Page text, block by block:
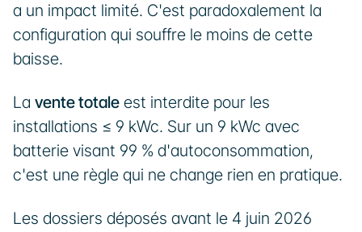
a un impact limité. C'est paradoxalement la
configuration qui souffre le moins de cette
baisse.
La vente totale est interdite pour les
installations ≤ 9 kWc. Sur un 9 kWc avec
batterie visant 99 % d'autoconsommation,
c'est une règle qui ne change rien en pratique.
Les dossiers déposés avant le 4 juin 2026